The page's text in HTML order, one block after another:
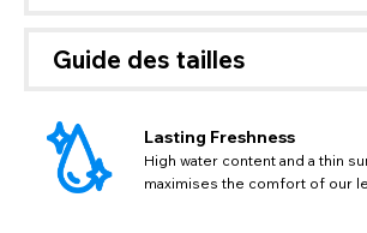
Guide des tailles
Lasting Freshness
High water content and a thin
maximises the comfort of our